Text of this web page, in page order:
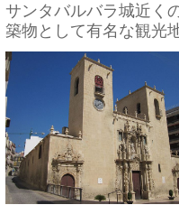
サンタバルバラ城近く
築物として有名な観光